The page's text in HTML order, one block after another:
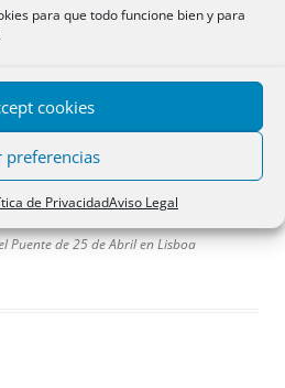
para que todo funcione bien y para
cookies
preferencias
de PrivacidadAviso Legal
Puente de 25 de Abril en Lisboa